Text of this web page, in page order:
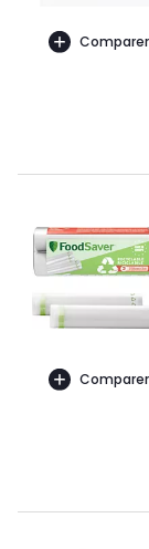
Comparer
Comparer